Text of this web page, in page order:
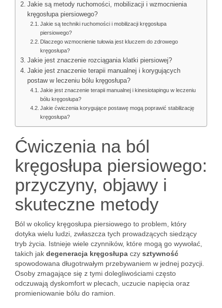
Jakie są metody ruchomości, mobilizacji i wzmocnienia
kręgosłupa piersiowego?
Jakie są techniki ruchomości i mobilizacji kręgosłupa
piersiowego?
Dlaczego wzmocnienie tułowia jest kluczem do zdrowego
kręgosłupa?
Jakie jest znaczenie rozciągania klatki piersiowej?
Jakie jest znaczenie terapii manualnej i korygujących
postaw w leczeniu bólu kręgosłupa?
Jakie jest znaczenie terapii manualnej i kinesiotapingu w leczeniu
bólu kręgosłupa?
Jakie ćwiczenia korygujące postawę mogą poprawić stabilizację
kręgosłupa?
Ćwiczenia na ból
kręgosłupa piersiowego:
przyczyny, objawy i
skuteczne metody
Ból w okolicy kręgosłupa piersiowego to problem, który
dotyka wielu ludzi, zwłaszcza tych prowadzących siedzący
tryb życia. Istnieje wiele czynników, które mogą go wywołać,
takich jak degeneracja kręgosłupa czy sztywność
spowodowana długotrwałym przebywaniem w jednej pozycji.
Osoby zmagające się z tymi dolegliwościami często
odczuwają dyskomfort w plecach, uczucie napięcia oraz
promieniowanie bólu do ramion.